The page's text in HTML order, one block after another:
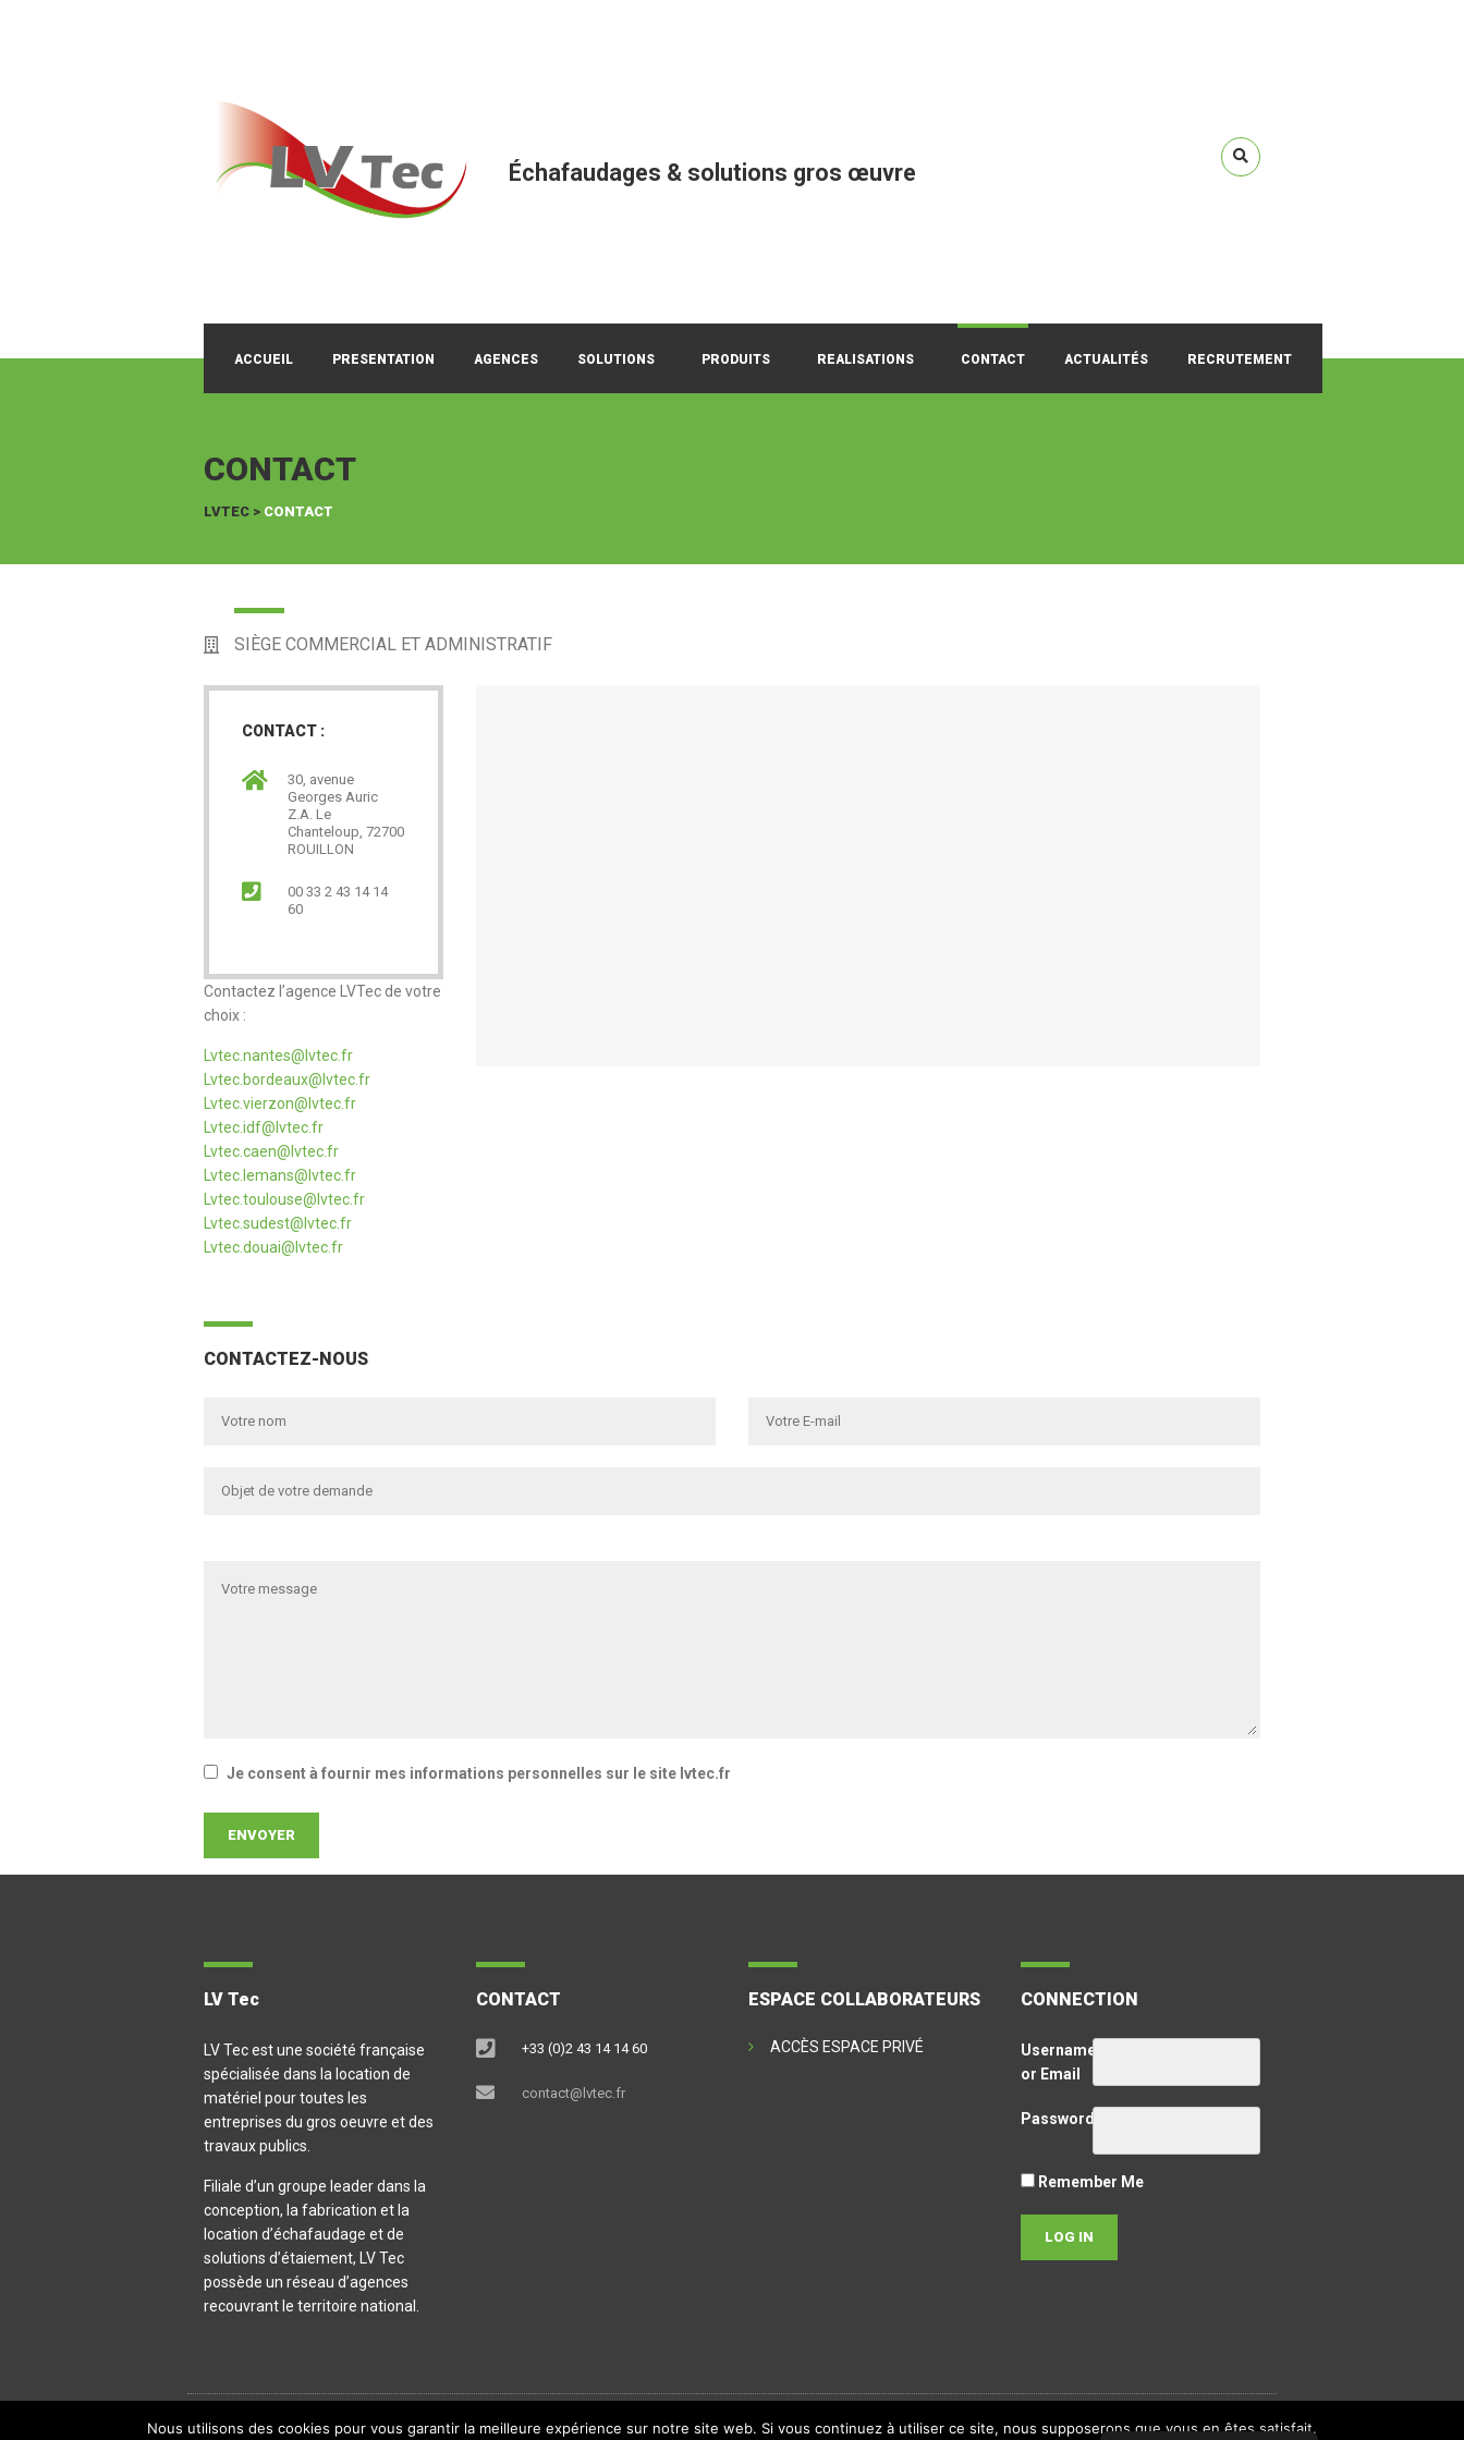
Échafaudages & solutions gros œuvre
ACCUEIL PRESENTATION AGENCES SOLUTIONS PRODUITS REALISATIONS CONTACT ACTUALITÉS RECRUTEMENT
CONTACT
LVTEC > CONTACT
SIÈGE COMMERCIAL ET ADMINISTRATIF
CONTACT :
30, avenue
Georges Auric
Z.A. Le
Chanteloup, 72700
ROUILLON
00 33 2 43 14 14
60
Contactez l’agence LVTec de votre
choix :
Lvtec.nantes@lvtec.fr
Lvtec.bordeaux@lvtec.fr
Lvtec.vierzon@lvtec.fr
Lvtec.idf@lvtec.fr
Lvtec.caen@lvtec.fr
Lvtec.lemans@lvtec.fr
Lvtec.toulouse@lvtec.fr
Lvtec.sudest@lvtec.fr
Lvtec.douai@lvtec.fr
CONTACTEZ-NOUS
Je consent à fournir mes informations personnelles sur le site lvtec.fr
ENVOYER
LV Tec
LV Tec est une société française
spécialisée dans la location de
matériel pour toutes les
entreprises du gros oeuvre et des
travaux publics.
Filiale d’un groupe leader dans la
conception, la fabrication et la
location d’échafaudage et de
solutions d’étaiement, LV Tec
possède un réseau d’agences
recouvrant le territoire national.
CONTACT
+33 (0)2 43 14 14 60
contact@lvtec.fr
ESPACE COLLABORATEURS
ACCÈS ESPACE PRIVÉ
CONNECTION
Username
or Email
Password
Remember Me
Copyright © 2026 LVTec. Tous droits réservés -Politique de confidentialité-Mentions Légales
Nous utilisons des cookies pour vous garantir la meilleure expérience sur notre site web. Si vous continuez à utiliser ce site, nous supposerons que vous en êtes satisfait.